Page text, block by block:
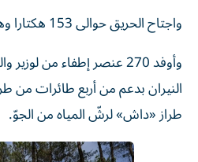
واجتاح الحريق حوالى 153 هكتارا وهو يواصل التمدد.
وأوفد 270 عنصر إطفاء من
النيران بدعم من أربع طائرات من
طراز «داش» لرشّ المياه من الجوّ.